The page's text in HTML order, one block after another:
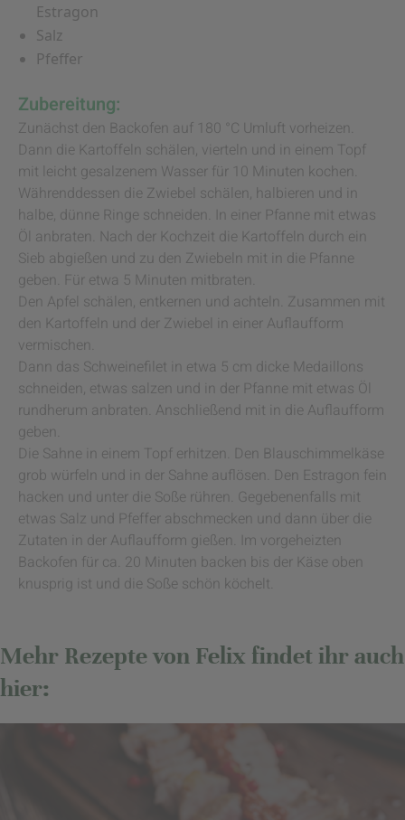
Estragon
Salz
Pfeffer
Zubereitung:
Zunächst den Backofen auf 180 °C Umluft vorheizen.
Dann die Kartoffeln schälen, vierteln und in einem Topf
mit leicht gesalzenem Wasser für 10 Minuten kochen.
Währenddessen die Zwiebel schälen, halbieren und in
halbe, dünne Ringe schneiden. In einer Pfanne mit etwas
Öl anbraten. Nach der Kochzeit die Kartoffeln durch ein
Sieb abgießen und zu den Zwiebeln mit in die Pfanne
geben. Für etwa 5 Minuten mitbraten.
Den Apfel schälen, entkernen und achteln. Zusammen mit
den Kartoffeln und der Zwiebel in einer Auflaufform
vermischen.
Dann das Schweinefilet in etwa 5 cm dicke Medaillons
schneiden, etwas salzen und in der Pfanne mit etwas Öl
rundherum anbraten. Anschließend mit in die Auflaufform
geben.
Die Sahne in einem Topf erhitzen. Den Blauschimmelkäse
grob würfeln und in der Sahne auflösen. Den Estragon fein
hacken und unter die Soße rühren. Gegebenenfalls mit
etwas Salz und Pfeffer abschmecken und dann über die
Zutaten in der Auflaufform gießen. Im vorgeheizten
Backofen für ca. 20 Minuten backen bis der Käse oben
knusprig ist und die Soße schön köchelt.
Mehr Rezepte von Felix findet ihr auch
hier: